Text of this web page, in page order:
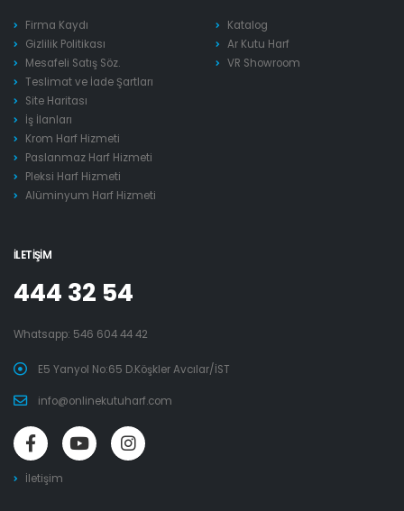
Firma Kaydı
Gizlilik Politikası
Mesafeli Satış Söz.
Teslimat ve İade Şartları
Site Haritası
İş İlanları
Krom Harf Hizmeti
Paslanmaz Harf Hizmeti
Pleksi Harf Hizmeti
Alüminyum Harf Hizmeti
Katalog
Ar Kutu Harf
VR Showroom
İLETIŞIM
444 32 54
Whatsapp: 546 604 44 42
E5 Yanyol No:65 D.Köşkler Avcılar/İST
info@onlinekutuharf.com
İletişim